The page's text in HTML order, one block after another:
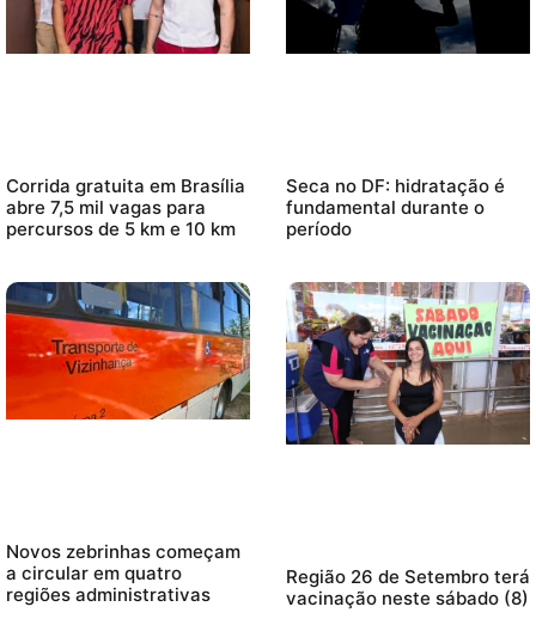
Corrida gratuita em Brasília
abre 7,5 mil vagas para
percursos de 5 km e 10 km
Seca no DF: hidratação é
fundamental durante o
período
Novos zebrinhas começam
a circular em quatro
regiões administrativas
Região 26 de Setembro terá
vacinação neste sábado (8)